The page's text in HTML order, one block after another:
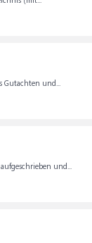
Gutachten und...
und...